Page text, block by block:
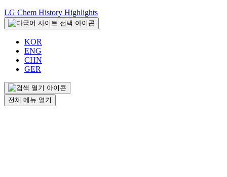
LG Chem History Highlights
KOR
ENG
CHN
GER
전체 메뉴 열기